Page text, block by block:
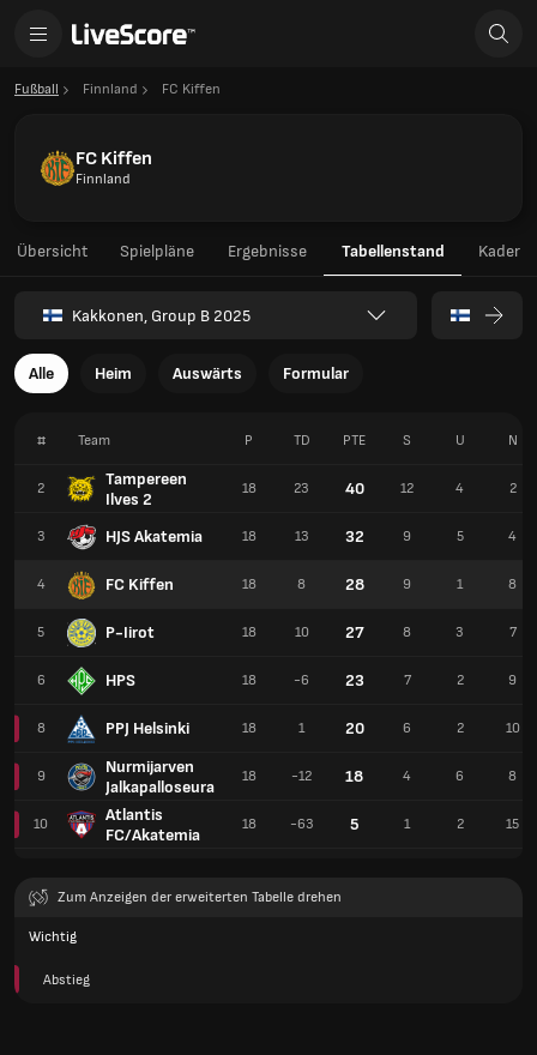
Fußball Finnland FC Kiffen
FC Kiffen
Finnland
Übersicht Spielpläne Ergebnisse Tabellenstand Kader
Kakkonen, Group B 2025
Alle Heim Auswärts Formular
# Team
2
Tampereen
Ilves 2
3 HJS Akatemia
4 FC Kiffen
5 P-Iirot
6 HPS
8 PPJ Helsinki
9
Nurmijarven
Jalkapalloseura
10
Atlantis
FC/Akatemia
P TD PTE S U N
18 23 40 12 4 2
18 13 32 9 5 4
18 8 28 9 1 8
18 10 27 8 3 7
18 -6 23 7 2 9
18 1 20 6 2 10
18 -12 18 4 6 8
18 -63 5 1 2 15
Zum Anzeigen der erweiterten Tabelle drehen
Wichtig
Abstieg